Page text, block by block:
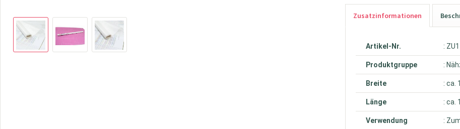
Zusatzinformationen
Artikel-Nr. :
Produktgruppe :
Breite : ca.
Länge : ca.
Verwendung :